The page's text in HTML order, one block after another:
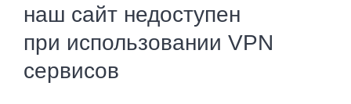
наш сайт недоступен
при использовании VPN
сервисов